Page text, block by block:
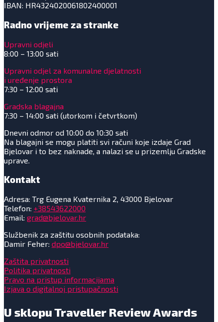
IBAN: HR4324020061802400001
Radno vrijeme za stranke
Upravni odjeli
8:00 – 13:00 sati
Upravni odjel za komunalne djelatnosti
i uređenje prostora
7:30 – 12:00 sati
Gradska blagajna
7:30 – 14:00 sati (utorkom i četvrtkom)
Dnevni odmor od 10:00 do 10:30 sati
Na blagajni se mogu platiti svi računi koje izdaje Grad
Bjelovar i to bez naknade, a nalazi se u prizemlju Gradske
uprave.
Kontakt
Adresa: Trg Eugena Kvaternika 2, 43000 Bjelovar
Telefon: +38543622000
Email: grad@bjelovar.hr
Službenik za zaštitu osobnih podataka:
Damir Feher: dpo@bjelovar.hr
Zaštita privatnosti
Politika privatnosti
Pravo na pristup informacijama
Izjava o digitalnoj pristupačnosti
U sklopu Traveller Review Awards